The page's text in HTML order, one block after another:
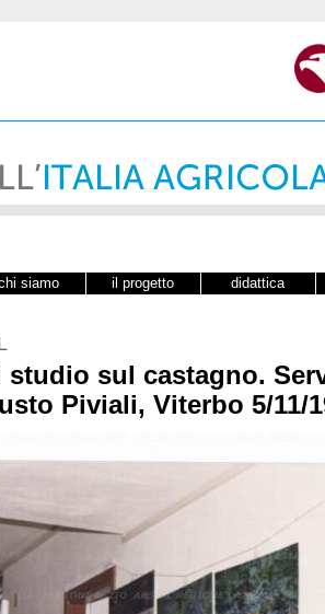
siamo il progetto didattica
studio sul castagno.
Piviali, Viterbo 5/11/